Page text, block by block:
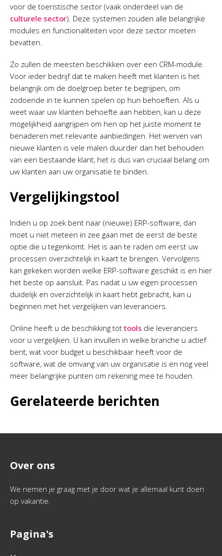
voor de toeristische sector (vaak onderdeel van de
culturele sector). Deze systemen zouden alle belangrijke
modules en functionaliteiten voor deze sector moeten
bevatten.
Zo zullen de meesten beschikken over een CRM-module.
Voor ieder bedrijf dat te maken heeft met klanten is het
belangrijk om de doelgroep beter te begrijpen, om
zodoende in te kunnen spelen op hun behoeften. Als u
weet waar uw klanten behoefte aan hebben, kan u deze
mogelijkheid aangrijpen om hen op het juiste moment te
benaderen met relevante aanbiedingen. Het werven van
nieuwe klanten is vele malen duurder dan het behouden
van een bestaande klant, het is dus van cruciaal belang om
uw klanten aan uw organisatie te binden.
Vergelijkingstool
Indien u op zoek bent naar (nieuwe) ERP-software, dan
moet u niet meteen in zee gaan met de eerst de beste
optie die u tegenkomt. Het is aan te raden om eerst uw
processen overzichtelijk in kaart te brengen. Vervolgens
kan gekeken worden welke ERP-software geschikt is en hier
het beste op aansluit. Pas nadat u uw eigen processen
duidelijk en overzichtelijk in kaart hebt gebracht, kan u
beginnen met het vergelijken van leveranciers.
Online heeft u de beschikking tot tools die leveranciers
voor u vergelijken. U kan invullen in welke branche u actief
bent, wat voor budget u beschikbaar heeft voor de
software, wat de omvang van uw organisatie is en nog veel
meer belangrijke punten om rekening mee te houden.
Gerelateerde berichten
Over ons
We nemen je graag met je door wat je allemaal kunt doen
op vakantie.
Pagina's